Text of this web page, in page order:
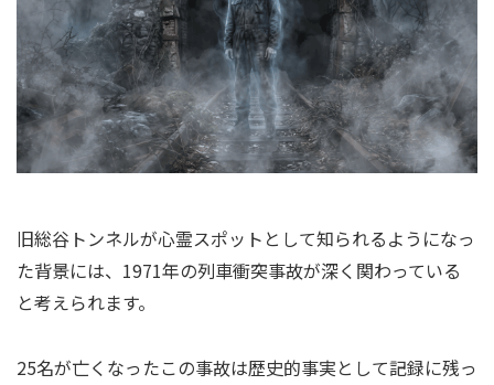
旧総谷トンネルが心霊スポットとして知られるようになっ
た背景には、1971年の列車衝突事故が深く関わっている
と考えられます。
25名が亡くなったこの事故は歴史的事実として記録に残っ